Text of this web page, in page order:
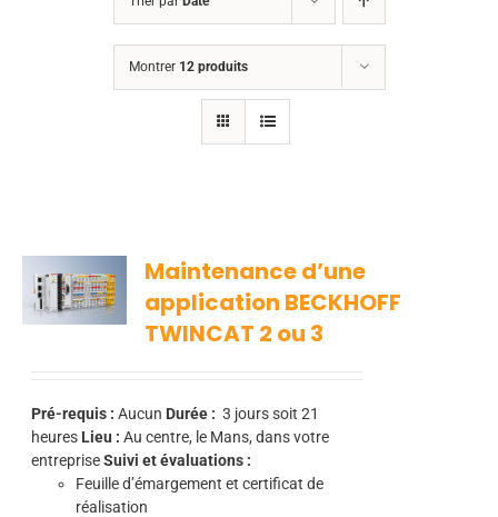
Montrer 12 produits
Maintenance d’une
application BECKHOFF
TWINCAT 2 ou 3
Pré-requis : Aucun Durée : 3 jours soit 21
heures Lieu : Au centre, le Mans, dans votre
entrepriseSuivi et évaluations :
Feuille d’émargement et certificat de
réalisation